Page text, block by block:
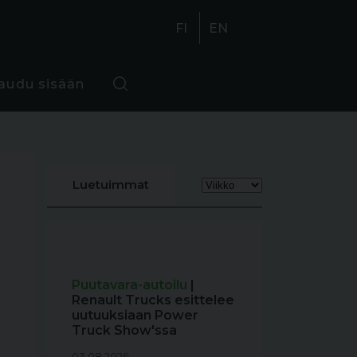
FI EN
sisään
Luetuimmat
Puutavara-autoilu |
Renault Trucks esittelee
uutuuksiaan Power
Truck Show'ssa